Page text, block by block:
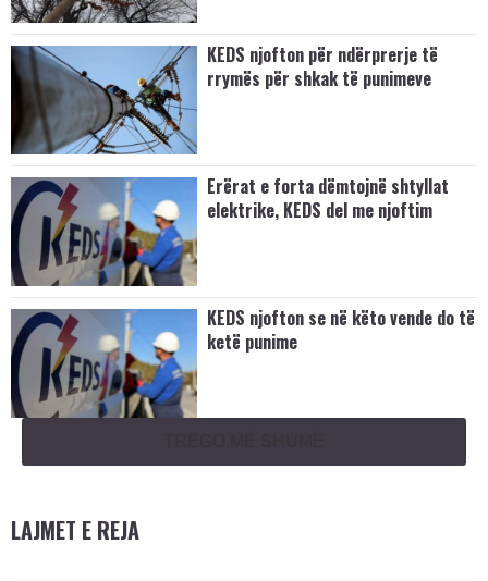
KEDS njofton për ndërprerje të
rrymës për shkak të punimeve
Erërat e forta dëmtojnë shtyllat
elektrike, KEDS del me njoftim
KEDS njofton se në këto vende do të
ketë punime
LAJMET E REJA